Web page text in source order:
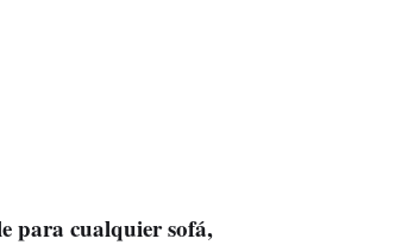
para cualquier sofá,